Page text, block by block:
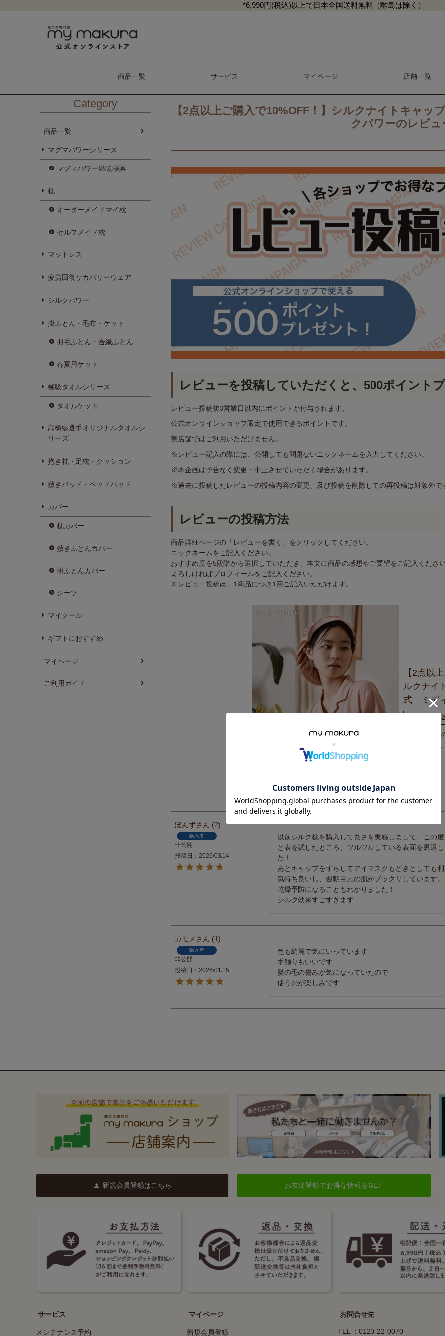
*6,990円(税込)以上で日本全国送料無料（離島は除く）
商品一覧
マットレス・敷き布団 抱き枕・クッション
サービス
メンテナンス予約 マイ枕マガジン 商品レビュー一覧
マイページ 店舗一覧
検索
Category
商品一覧
マグマパワーシリーズ
マグマパワー温暖寝具
枕
オーダーメイドマイ枕
セルフメイド枕
マットレス
疲労回復リカバリーウェア
シルクパワー
掛ふとん・毛布・ケット
羽毛ふとん・合繊ふとん
春夏用ケット
極吸タオルシリーズ
タオルケット
高橋藍選手オリジナルタオルシ
リーズ
抱き枕・足枕・クッション
敷きパッド・ベッドパッド
カバー
枕カバー
敷きふとんカバー
掛ふとんカバー
シーツ
マイクール
ギフトにおすすめ
マイページ
ご利用ガイド
【2点以上ご購入で10%OFF！】シルクナイトキャ
クパワーのレビュ
レビューを投稿していただくと、500ポイント
レビュー投稿後3営業日以内にポイントが付与されます。
公式オンラインショップ限定で使用できるポイントです。
実店舗ではご利用いただけません。
※レビュー記入の際には、公開しても問題ないニックネームを入力してください。
※本企画は予告なく変更・中止させていただく場合があります。
※過去に投稿したレビューの投稿内容の変更、及び投稿を削除しての再投稿は対象外で
レビューの投稿方法
商品詳細ページの「レビューを書く」をクリックしてください。
ニックネームをご記入ください。
おすすめ度を5段階から選択していただき、本文に商品の感想やご要望をご記入ください
よろしければプロフィールをご記入ください。
※レビュー投稿は、1商品につき1回ご記入いただけます。
【2点以
ルクナイ
式 ミデ
税込
5.00 2
ぽんず 2
購入者
非公開
投稿日
2026/03/14
以前シルク枕を購入して良さを実感しまして、この
と表を試したところ、ツルツルしている表面を裏返
た！
あとキャップをずらしてアイマスクもどきとしても利
気持ち良いし、翌朝目元の肌がプックリしています。
乾燥予防になることもわかりました！
シルク効果すごすぎます
カモメ 1
購入者
非公開
投稿日
2026/01/15
色も綺麗で気にいっています
手触りもいいです
髪の毛の傷みが気になっていたので
使うのが楽しみです
新規会員登録はこちら お友達登録でお得な情報をGET
サービス
メンテナンス予約
マイページ
新規会員登録
お問合せ先
TEL 0120-22-0070